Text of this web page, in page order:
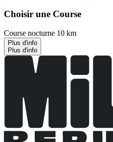
Choisir une Course
Course nocturne 10 km
Plus d'info
Plus d'info